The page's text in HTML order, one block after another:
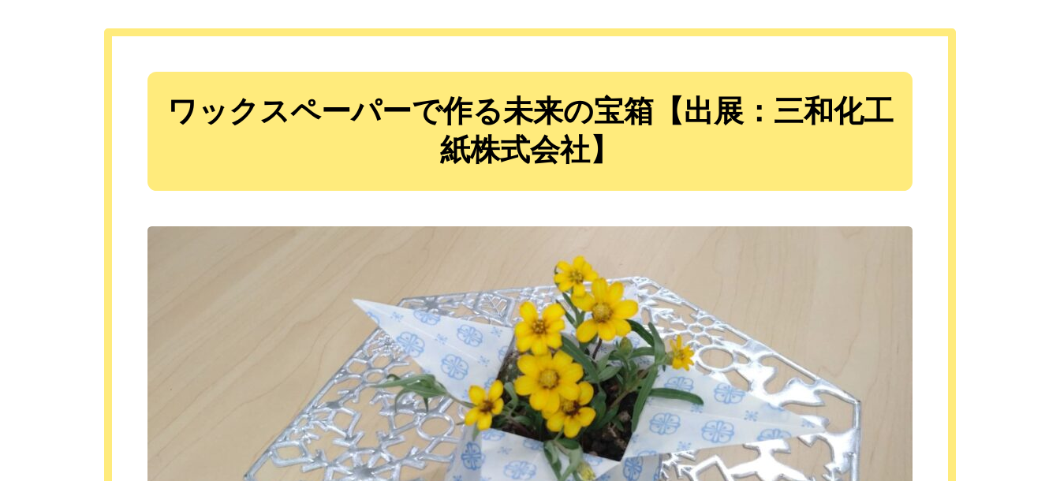
ワックスペーパーで作る未来の宝箱【出展：三和化工
紙株式会社】